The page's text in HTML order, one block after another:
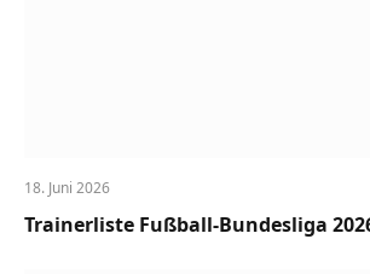
18. Juni 2026
Trainerliste Fußball-Bundesliga